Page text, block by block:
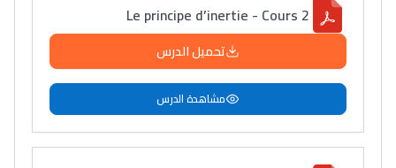
Le principe d’inertie - Cours 2
تحميل الدرس
مشاهدة الدرس